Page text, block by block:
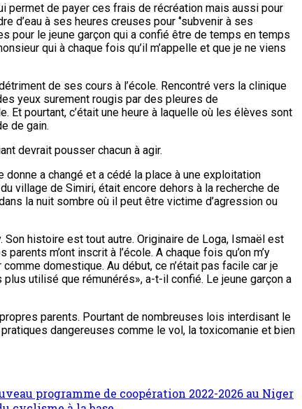
permet de payer ces frais de récréation mais aussi pour
à ses heures creuses pour ‘’subvenir à ses
pour le jeune garçon qui a confié être de temps en temps
qui à chaque fois qu’il m’appelle et que je ne viens
de ses cours à l’école. Rencontré vers la clinique
yeux surement rougis par des pleures de
Et pourtant, c’était une heure à laquelle où les élèves sont
de gain.
devrait pousser chacun à agir.
a changé et a cédé la place à une exploitation
village de Simiri, était encore dehors à la recherche de
la nuit sombre où il peut être victime d’agression ou
Son histoire est tout autre. Originaire de Loga, Ismaël est
m’ont inscrit à l’école. A chaque fois qu’on m’y
domestique. Au début, ce n’était pas facile car je
utilisé que rémunérés», a-t-il confié. Le jeune garçon a
parents. Pourtant de nombreuses lois interdisant le
dangereuses comme le vol, la toxicomanie et bien
programme de coopération 2022-2026 au Niger